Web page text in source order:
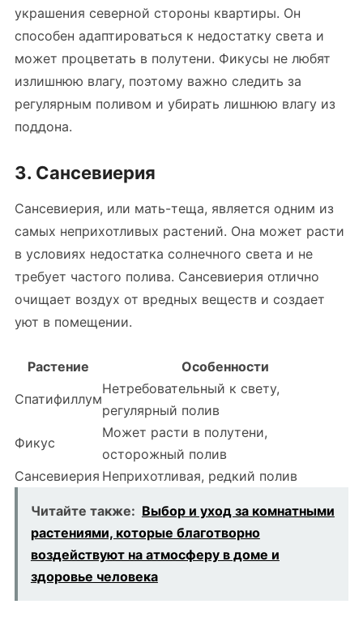
украшения северной стороны квартиры. Он
способен адаптироваться к недостатку света и
может процветать в полутени. Фикусы не любят
излишнюю влагу, поэтому важно следить за
регулярным поливом и убирать лишнюю влагу из
поддона.
3. Сансевиерия
Сансевиерия, или мать-теща, является одним из
самых неприхотливых растений. Она может расти
в условиях недостатка солнечного света и не
требует частого полива. Сансевиерия отлично
очищает воздух от вредных веществ и создает
уют в помещении.
Растение
Особенности
Спатифиллум
Нетребовательный к свету,
регулярный полив
Фикус
Может расти в полутени,
осторожный полив
Сансевиерия Неприхотливая, редкий полив
Читайте также: Выбор и уход за комнатными
растениями, которые благотворно
воздействуют на атмосферу в доме и
здоровье человека